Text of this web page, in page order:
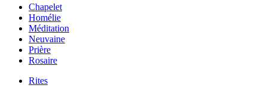
Chapelet
Homélie
Méditation
Neuvaine
Prière
Rosaire
Rites